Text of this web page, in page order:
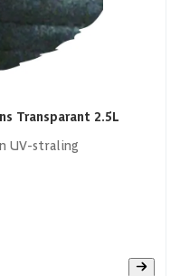
Transparant 2.5L
UV-straling